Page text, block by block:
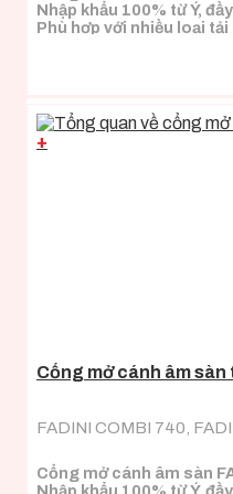
Nhập khẩu 100% từ Ý,
Phù hợp với nhiều loại
+
Cổng mở cánh âm sàn
FADINI COMBI 740,
Cổng mở cánh âm sàn
Nhập khẩu 100% từ Ý,